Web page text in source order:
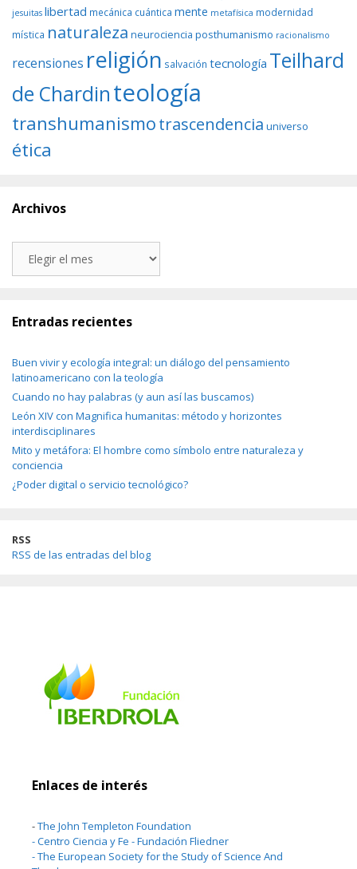
jesuitas libertad mecánica cuántica mente metafísica modernidad
mística naturaleza neurociencia posthumanismo racionalismo
recensiones religión salvación tecnología Teilhard
de Chardinteología
transhumanismotrascendencia universo
ética
Archivos
Entradas recientes
Buen vivir y ecología integral: un diálogo del pensamiento
latinoamericano con la teología
Cuando no hay palabras (y aun así las buscamos)
León XIV con Magnifica humanitas: método y horizontes
interdisciplinares
Mito y metáfora: El hombre como símbolo entre naturaleza y
conciencia
¿Poder digital o servicio tecnológico?
RSS
RSS de las entradas del blog
Enlaces de interés
-The John Templeton Foundation
-Centro Ciencia y Fe - Fundación Fliedner
-The European Society for the Study of Science And